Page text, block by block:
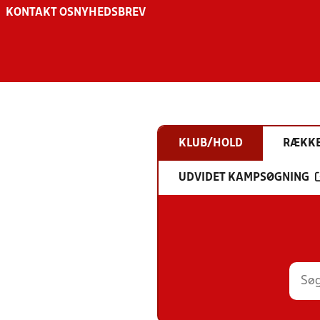
KONTAKT OS NYHEDSBREV
KLUB/HOLD
UDVIDET KAMPSØGNING